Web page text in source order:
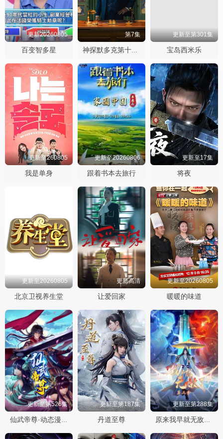
更新20260805
百变智多星
第7集
神探默多克第十九季
更新至第301集
宝岛西米乐
更新至260805
我是单身
更新至20260806
跟着书本去旅行
更新至17集
将夜
更新至20260805
北京卫视养生堂
更新高清
让爱回家
更新至20260805
暖暖的味道
更新至第526集
仙武帝尊·动态漫画
更新至第187集
丹道至尊
更新至第288集
原来我早就无敌了动态漫